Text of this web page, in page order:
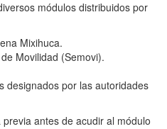
módulos distribuidos por
Mixihuca.
Movilidad (Semovi).
designados por las autoridades
antes de acudir al módulo